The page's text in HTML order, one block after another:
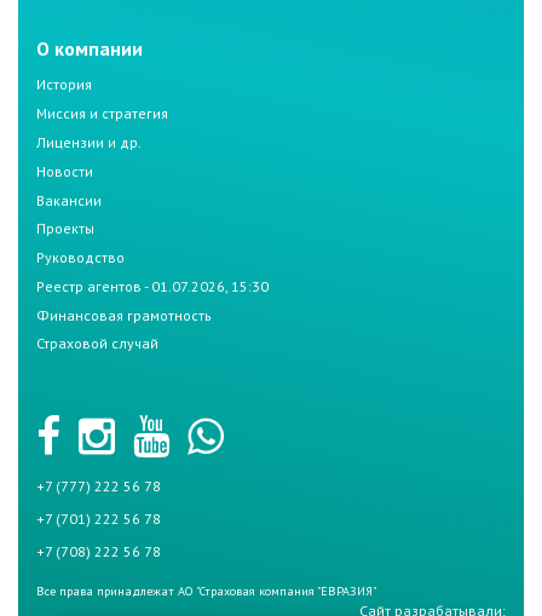
О компании
История
Миссия и стратегия
Лицензии и др.
Новости
Вакансии
Проекты
Руководство
Реестр агентов - 01.07.2026, 15:30
Финансовая грамотность
Страховой случай
+7 (777) 222 56 78
+7 (701) 222 56 78
+7 (708) 222 56 78
Все права принадлежат АО "Страховая компания "ЕВРАЗИЯ"
Сайт разрабатывали: